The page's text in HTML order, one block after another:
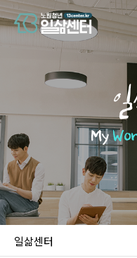
My
일삶센터